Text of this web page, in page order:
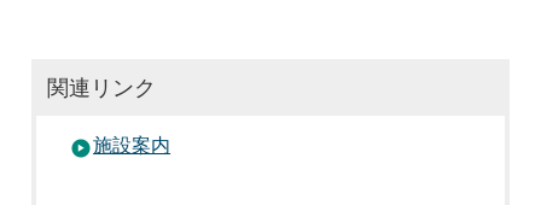
関連リンク
施設案内